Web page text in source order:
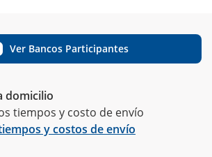
Ver Bancos Participantes
domicilio
tiempos y costo de envío
y costos de envío